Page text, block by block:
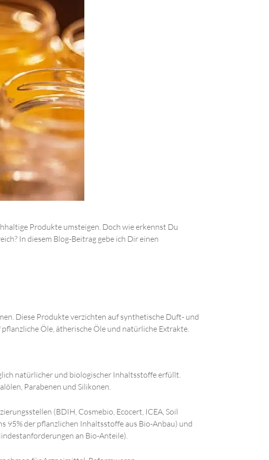
Produkte umsteigen. Doch wie erkennst Du
In diesem Blog-Beitrag gebe ich Dir einen
Diese Produkte verzichten auf synthetische Duft- und
Öle, ätherische Öle und natürliche Extrakte.
natürlicher und biologischer Inhaltsstoffe erfüllt.
Parabenen und Silikonen.
(BDIH, Cosmebio, Ecocert, ICEA, Soil
95% der pflanzlichen Inhaltsstoffe aus Bio-Anbau) und
an Bio-Anteile).